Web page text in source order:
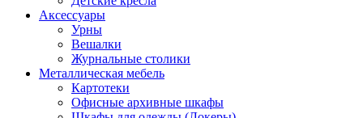
Аксессуары
Урны
Вешалки
Журнальные столики
Металлическая мебель
Картотеки
Офисные архивные шкафы